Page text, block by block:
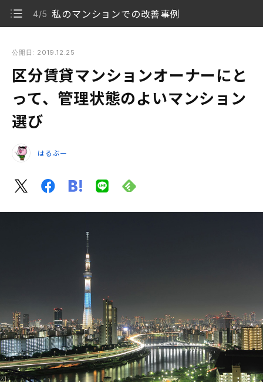
4/5 私のマンションでの改善事例
ョン選び
1/5 自己居住と区分賃貸オーナーの利害関係は同じ
2/5 資産価値の劣化をくいとめる管理
4/5 私のマンションでの改善事例
5/5 管理費や積立金は足りているかどうか？
公開日: 2019.12.25
区分賃貸マンションオーナーにと
って、管理状態のよいマンション
選び
はるぶー